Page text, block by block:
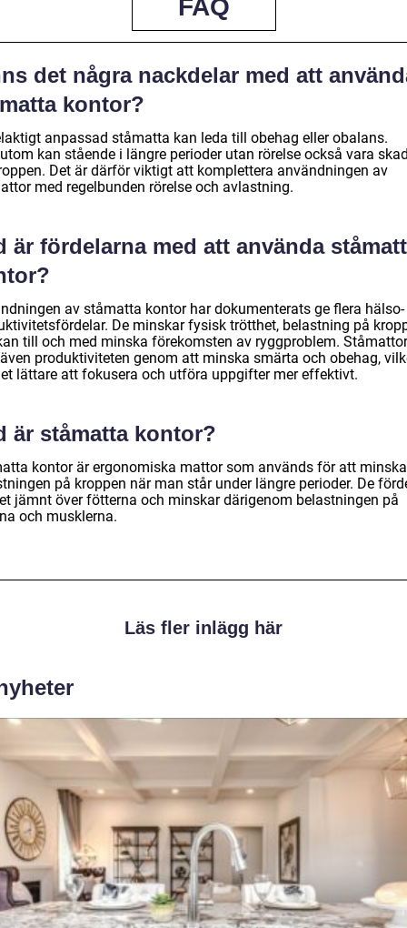
FAQ
det några nackdelar med att
kontor?
anpassad ståmatta kan leda till obehag eller obalans.
kan stående i längre perioder utan rörelse också vara
Det är därför viktigt att komplettera användningen av
med regelbunden rörelse och avlastning.
är fördelarna med att använda
av ståmatta kontor har dokumenterats ge flera
De minskar fysisk trötthet, belastning på
till och med minska förekomsten av ryggproblem. Ståmattor
produktiviteten genom att minska smärta och obehag,
lättare att fokusera och utföra uppgifter mer effektivt.
är ståmatta kontor?
kontor är ergonomiska mattor som används för att minska
på kroppen när man står under längre perioder. De
jämnt över fötterna och minskar därigenom belastningen på
och musklerna.
Läs fler inlägg här